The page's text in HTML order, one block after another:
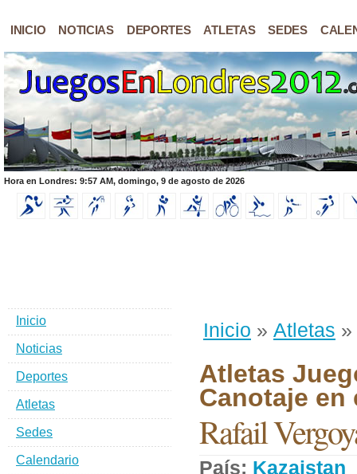
INICIO NOTICIAS DEPORTES ATLETAS SEDES
Hora en Londres: 9:57 AM, domingo, 9 de agosto de 2026
Inicio » Atletas »
Atletas
Canotaje en
Rafail
País: Kazajstan
Inicio
Noticias
Deportes
Atletas
Sedes
Calendario